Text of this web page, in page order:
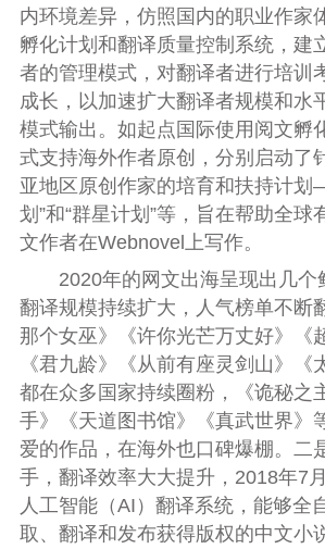
内环境差异，仿照国内的职业作家
孵化计划和翻译质量控制系统，建
者的管理模式，对翻译者进行培训
成长，以加速扩大翻译者规模和水
模式输出。如起点国际使用阅文孵
式支持海外作者原创，分别启动了
亚地区原创作家的培育和扶持计
划”和“群星计划”等，旨在帮助全球
文作者在Webnovel上写作。
2020年的网文出海呈现出几个
翻译规模持续扩大，人气榜单不断
那个女巫》《许你光芒万丈好》《
《君九龄》《从前有座灵剑山》《
都在众多国家持续圈粉，《诡秘之
手》《天道图书馆》《真武世界》
爱的作品，在海外也口碑爆棚。二
手，翻译效率大大提升，2018年7
人工智能（AI）翻译系统，能够全
取、翻译和发布获得版权的中文小